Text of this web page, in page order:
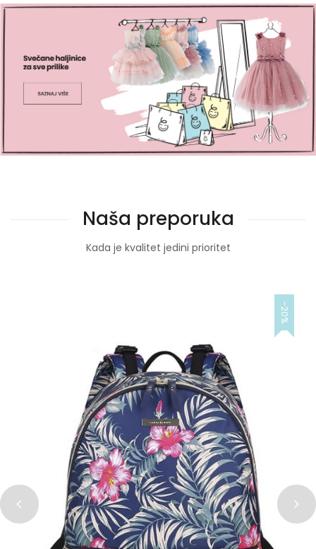
Naša preporuka
Kada je kvalitet jedini prioritet
-20%